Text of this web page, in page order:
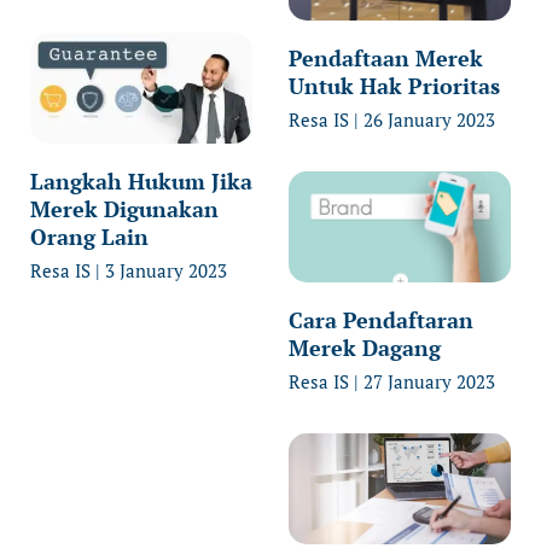
Langkah Hukum Jika
Merek Digunakan
Orang Lain
Resa IS 3 January 2023
Pendaftaan Merek
Untuk Hak Prioritas
Resa IS 26 January 2023
Cara Pendaftaran
Merek Dagang
Resa IS 27 January 2023